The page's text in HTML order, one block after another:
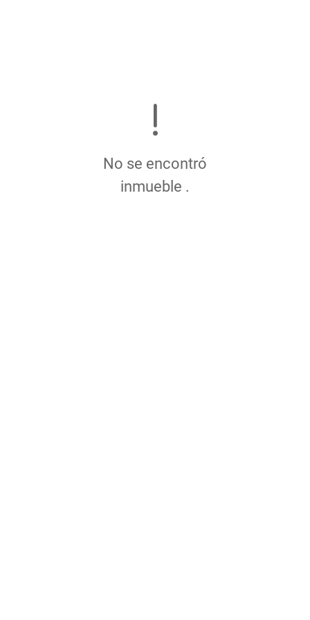
No se encontró
inmueble .